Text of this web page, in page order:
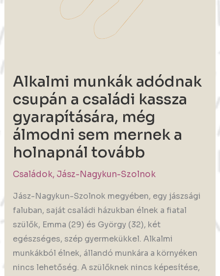
Alkalmi munkák adódnak
csupán a családi kassza
gyarapítására, még
álmodni sem mernek a
holnapnál tovább
Családok, Jász-Nagykun-Szolnok
Jász-Nagykun-Szolnok megyében, egy jászsági
faluban, saját családi házukban élnek a fiatal
szülők, Emma (29) és György (32), két
egészséges, szép gyermekükkel. Alkalmi
munkákból élnek, állandó munkára a környéken
nincs lehetőség. A szülőknek nincs képesítése,